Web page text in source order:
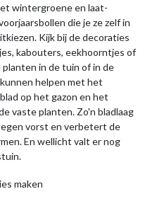
wintergroene en laat-
die je ze zelf in
Kijk bij de decoraties
kabouters, eekhoorntjes of
in de tuin of in de
helpen met het
op het gazon en het
vaste planten. Zo'n bladlaag
vorst en verbetert de
En wellicht valt er nog